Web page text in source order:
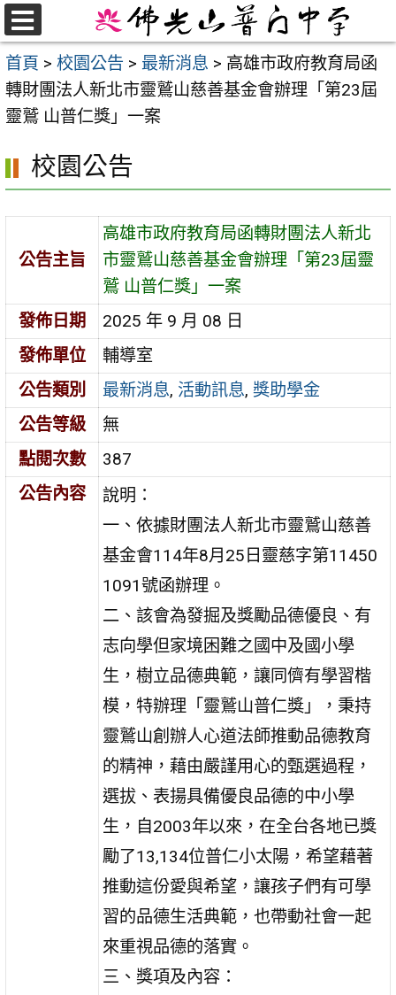
跳
至
主
要
內
首頁 > 校園公告 > 最新消息 > 高雄市政府教育局函
轉財團法人新北市靈鷲山慈善基金會辦理「第23屆
靈鷲 山普仁獎」一案
校園公告
公告主旨
高雄市政府教育局函轉財團法人新北
市靈鷲山慈善基金會辦理「第23屆靈
鷲 山普仁獎」一案
發佈日期
2025 年 9 月 08 日
發佈單位
輔導室
公告類別
最新消息, 活動訊息,獎助學金
公告等級
無
點閱次數
387
公告內容
說明：
一、依據財團法人新北市靈鷲山慈善
基金會114年8月25日靈慈字第11450
1091號函辦理。
二、該會為發掘及獎勵品德優良、有
志向學但家境困難之國中及國小學
生，樹立品德典範，讓同儕有學習楷
模，特辦理「靈鷲山普仁獎」，秉持
靈鷲山創辦人心道法師推動品德教育
的精神，藉由嚴謹用心的甄選過程，
選拔、表揚具備優良品德的中小學
生，自2003年以來，在全台各地已獎
勵了13,134位普仁小太陽，希望藉著
推動這份愛與希望，讓孩子們有可學
習的品德生活典範，也帶動社會一起
來重視品德的落實。
三、獎項及內容：
選
單